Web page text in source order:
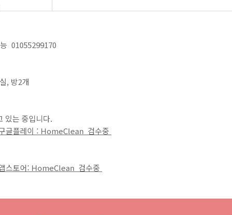
01055299170
, 방2개
있는 중입니다.
글플레이 : HomeClean 검수중
스토어: HomeClean 검수중